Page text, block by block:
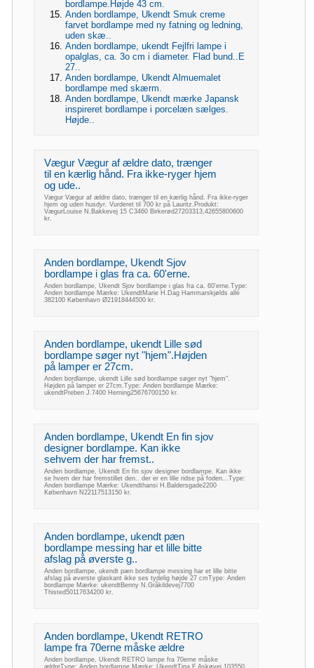
bordlampe.Højde 43 cm.
Anden bordlampe, Ukendt Smuk creme
farvet bordlampe med ny fatning og ledning,
uden skæ..
Anden bordlampe, ukendt Fejlfri lampe i
opalglas, ca. 3o cm i diameter. Flad bund..E
27..
Anden bordlampe, Ukendt Almuemalet
bordlampe med skærm.
Anden bordlampe, Ukendt mærke Japansk
inspireret bordlampe i porcelæn sælges.
Højde..
Vægur Vægur af ældre dato, trænger
til en kærlig hånd. Fra ikke-ryger hjem
og ude..
Vægur Vægur af ældre dato, trænger til en kærlig hånd. Fra ikke-ryger
hjem og uden husdyr. Vurderet til 700 kr på Lauritz.Produkt:
VægurLouise N.Bakkevej 15 C3460 Birkerød27203313,42655800600
kr.
Anden bordlampe, Ukendt Sjov
bordlampe i glas fra ca. 60'erne.
Anden bordlampe, Ukendt Sjov bordlampe i glas fra ca. 60'erne.Type:
Anden bordlampe Mærke: UkendtMarie H.Dag Hammarskjølds allé
382100 København Ø21918444500 kr.
Anden bordlampe, ukendt Lille sød
bordlampe søger nyt "hjem".Højden
på lamper er 27cm.
Anden bordlampe, ukendt Lille sød bordlampe søger nyt "hjem".
Højden på lamper er 27cm.Type: Anden bordlampe Mærke:
ukendtPreben J.7400 Herning25676700150 kr.
Anden bordlampe, Ukendt En fin sjov
designer bordlampe. Kan ikke
sehvem der har fremst..
Anden bordlampe, Ukendt En fin sjov designer bordlampe. Kan ikke
se hvem der har fremstillet den.. der er en lille ridse på foden...Type:
Anden bordlampe Mærke: Ukendthansi H.Baldersgade2200
København N22117513150 kr.
Anden bordlampe, ukendt pæn
bordlampe messing har et lille bitte
afslag på øverste g..
Anden bordlampe, ukendt pæn bordlampe messing har et lille bitte
afslag på øverste glaskant ikke ses tydelig højde 27 cmType: Anden
bordlampe Mærke: ukendtBenny N.Gråkildevej7700
Thisted50117634200 kr.
Anden bordlampe, Ukendt RETRO
lampe fra 70erne måske ældre
Anden bordlampe, Ukendt RETRO lampe fra 70erne måske
ældreType: Anden bordlampe Mærke: UkendtTina F.Askøvej 103550